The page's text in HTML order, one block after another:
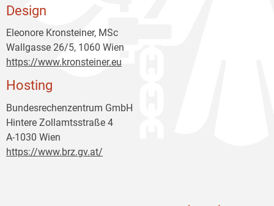
Design
Eleonore Kronsteiner, MSc
Wallgasse 26/5, 1060 Wien
https://www.kronsteiner.eu
Hosting
Bundesrechenzentrum GmbH
Hintere Zollamtsstraße 4
A-1030 Wien
https://www.brz.gv.at/